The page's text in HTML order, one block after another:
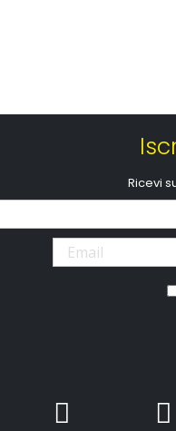
Ricevi